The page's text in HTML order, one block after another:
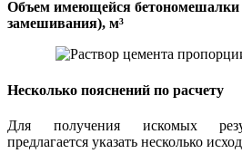
Объем имеющейся бетономешалки
замешивания), м³
Несколько пояснений по расчету
Для получения искомых
предлагается указать несколько